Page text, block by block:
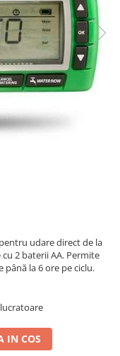
udare direct de la
2 baterii AA. Permite
până la 6 ore pe ciclu.
IN COS